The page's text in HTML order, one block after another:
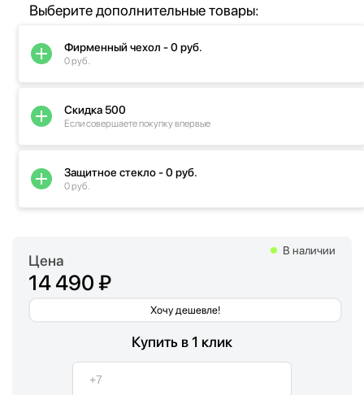
Цена
14 490 ₽
Хочу дешевле!
В наличии
Купить в 1 клик
Выберите дополнительные товары:
Фирменный чехол - 0 руб.
0 руб.
Скидка 500
Если совершаете покупку впервые
Защитное стекло - 0 руб.
0 руб.